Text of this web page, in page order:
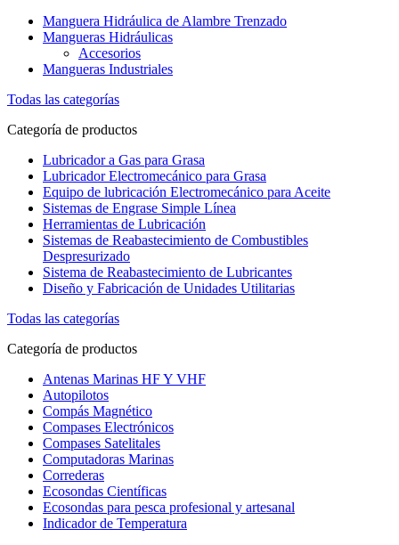
Manguera Hidráulica de Alambre Trenzado
Mangueras Hidráulicas
Accesorios
Mangueras Industriales
Todas las categorías
Categoría de productos
Lubricador a Gas para Grasa
Lubricador Electromecánico para Grasa
Equipo de lubricación Electromecánico para Aceite
Sistemas de Engrase Simple Línea
Herramientas de Lubricación
Sistemas de Reabastecimiento de Combustibles
Despresurizado
Sistema de Reabastecimiento de Lubricantes
Diseño y Fabricación de Unidades Utilitarias
Todas las categorías
Categoría de productos
Antenas Marinas HF Y VHF
Autopilotos
Compás Magnético
Compases Electrónicos
Compases Satelitales
Computadoras Marinas
Correderas
Ecosondas Científicas
Ecosondas para pesca profesional y artesanal
Indicador de Temperatura